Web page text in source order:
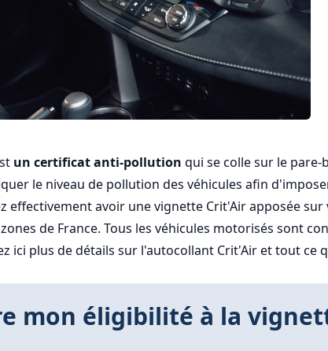
un certificat anti-pollution qui se colle sur le
le niveau de pollution des véhicules afin
effectivement avoir une vignette Crit'Air apposée
de France. Tous les véhicules motorisés sont
ici plus de détails sur l'autocollant Crit'Air et tout ce
mon éligibilité à la